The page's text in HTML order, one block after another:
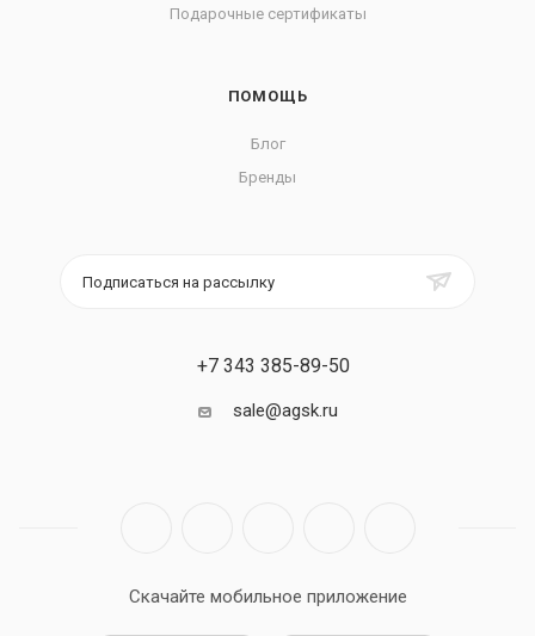
Подарочные сертификаты
ПОМОЩЬ
Блог
Бренды
Подписаться на рассылку
+7 343 385-89-50
sale@agsk.ru
Скачайте мобильное приложение